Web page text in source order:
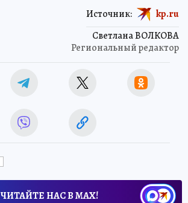
Светлана ВОЛКОВА
Региональный редактор
Источник: kp.ru
ЧИТАЙТЕ НАС В МАХ!